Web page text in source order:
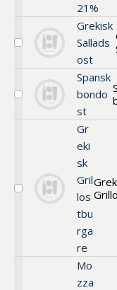
21%
Välj
Salladsost
Grekisk
Sallads
ost
Välj
bondost
Spansk
bondo
st
Välj
Gr
eki
sk
Gril
los
tbu
rga
re
Mo
zza